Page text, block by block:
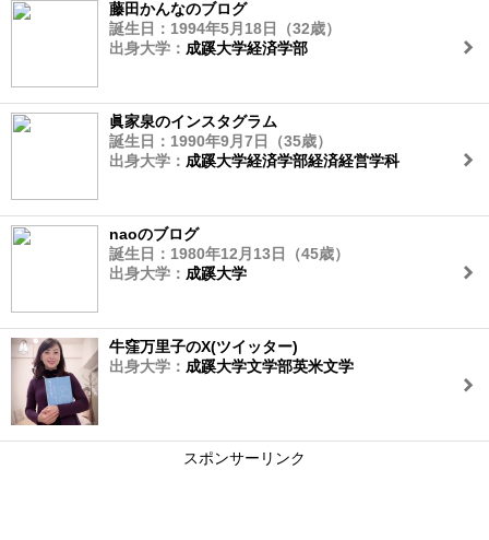
藤田かんなのブログ
誕生日：1994年5月18日（32歳）
出身大学： 成蹊大学経済学部
眞家泉のインスタグラム
誕生日：1990年9月7日（35歳）
出身大学： 成蹊大学経済学部経済経営学科
naoのブログ
誕生日：1980年12月13日（45歳）
出身大学： 成蹊大学
牛窪万里子のX(ツイッター)
出身大学： 成蹊大学文学部英米文学
スポンサーリンク